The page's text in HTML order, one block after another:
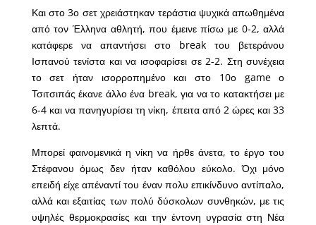
Και στο 3ο σετ χρειάστηκαν τεράστια ψυχικά απωθημένα
από τον Έλληνα αθλητή, που έμεινε πίσω με 0-2, αλλά
κατάφερε να απαντήσει στο break του βετεράνου
Ισπανού τενίστα και να ισοφαρίσει σε 2-2. Στη συνέχεια
το σετ ήταν ισορροπημένο και στο 10ο game ο
Τσιτσιπάς έκανε άλλο ένα break, για να το κατακτήσει με
6-4 και να πανηγυρίσει τη νίκη, έπειτα από 2 ώρες και 33
λεπτά.
Μπορεί φαινομενικά η νίκη να ήρθε άνετα, το έργο του
Στέφανου όμως δεν ήταν καθόλου εύκολο. Όχι μόνο
επειδή είχε απέναντί του έναν πολυ επικίνδυνο αντίπαλο,
αλλά και εξαιτίας των πολύ δύσκολων συνθηκών, με τις
υψηλές θερμοκρασίες και την έντονη υγρασία στη Νέα